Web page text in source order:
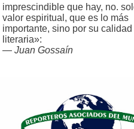
imprescindible que hay, no.
valor espiritual, que es lo más
importante, sino por su calidad
literaria»:
— Juan Gossaín